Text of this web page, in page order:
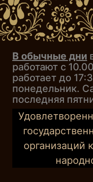
В обычные дни
работают с
работает до
понедельник.
последняя
организаций